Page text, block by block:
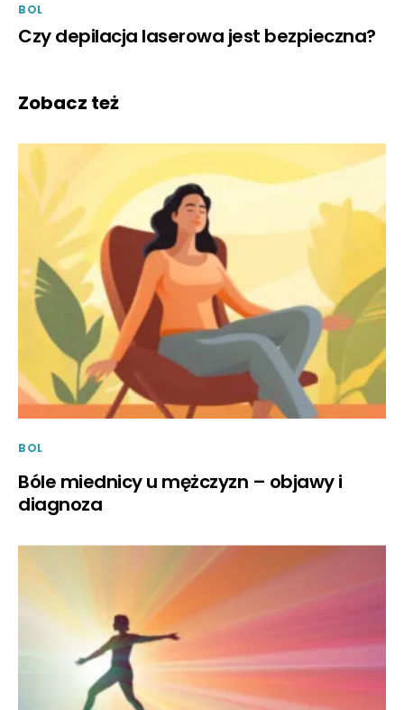
BOL
Czy depilacja laserowa jest bezpieczna?
Zobacz też
BOL
Bóle miednicy u mężczyzn – objawy i
diagnoza